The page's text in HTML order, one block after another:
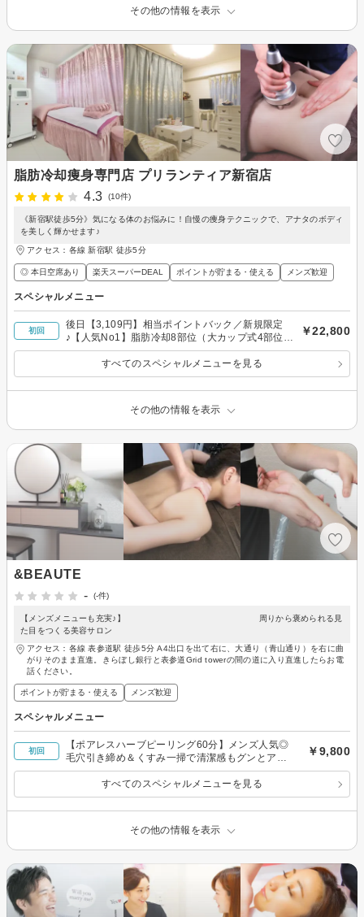
その他の情報を表示
脂肪冷却痩身専門店 プリランティア新宿店
4.3
(10件)
《新宿駅徒歩5分》気になる体のお悩みに！自慢の痩身テクニックで、アナタのボディ
を美しく輝かせます♪
アクセス：各線 新宿駅 徒歩5分
◎ 本日空席あり 楽天スーパーDEAL ポイントが貯まる・使える メンズ歓迎
スペシャルメニュー
初回
後日【3,109円】相当ポイントバック／新規限定
♪【人気No1】脂肪冷却8部位（大カップ式4部位＋
パッド式4部位）
￥22,800
すべてのスペシャルメニューを見る
その他の情報を表示
&BEAUTE
-
(-件)
【メンズメニューも充実♪】 周りから褒められる見
た目をつくる美容サロン
アクセス：各線 表参道駅 徒歩5分 A4出口を出て右に、大通り（青山通り）を右に曲
がりそのまま直進。きらぼし銀行と表参道Grid towerの間の道に入り直進したらお電
話ください。
ポイントが貯まる・使える メンズ歓迎
スペシャルメニュー
初回
【ポアレスハーブピーリング60分】メンズ人気◎
毛穴引き締め＆くすみ一掃で清潔感もグンとアッ
プ
￥9,800
すべてのスペシャルメニューを見る
その他の情報を表示